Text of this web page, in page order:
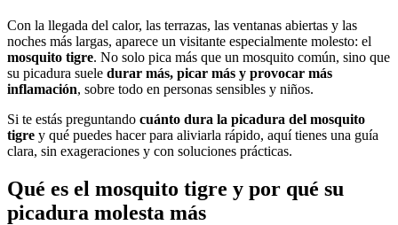
Con la llegada del calor, las terrazas, las ventanas abiertas y las
noches más largas, aparece un visitante especialmente molesto: el
mosquito tigre. No solo pica más que un mosquito común, sino que
su picadura suele durar más, picar más y provocar más
inflamación, sobre todo en personas sensibles y niños.
Si te estás preguntando cuánto dura la picadura del mosquito
tigre y qué puedes hacer para aliviarla rápido, aquí tienes una guía
clara, sin exageraciones y con soluciones prácticas.
Qué es el mosquito tigre y por qué su
picadura molesta más